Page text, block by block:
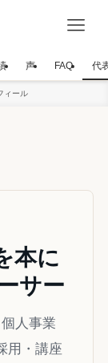
声 FAQ 代
ィール
本に
サー
人事業
用・講座